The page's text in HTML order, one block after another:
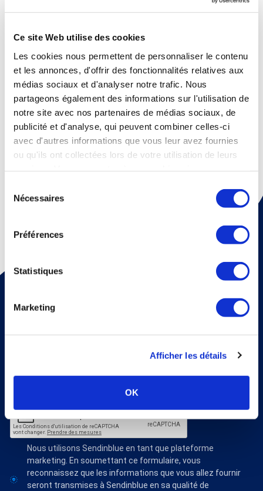
Ce site Web utilise des cookies
Les cookies nous permettent de personnaliser le contenu
et les annonces, d'offrir des fonctionnalités relatives aux
médias sociaux et d'analyser notre trafic. Nous
partageons également des informations sur l'utilisation de
notre site avec nos partenaires de médias sociaux, de
publicité et d'analyse, qui peuvent combiner celles-ci
avec d'autres informations que vous leur avez fournies
ou qu'ils ont collectées lors de votre utilisation de leurs
Nécessaires
Préférences
Statistiques
Marketing
Afficher les détails
OK
Saisissez les premières lettres de votre pathologie ou de
Cochez cette case si le patient est un enfant
Passer à l'étape suivante
Pour recevoir une fois par mois un mail d'information sur
J'accepte de recevoir vos e-mails et confirme
avoir pris connaissance de votre politique de
Nous utilisons Sendinblue en tant que plateforme
marketing. En soumettant ce formulaire, vous
reconnaissez que les informations que vous allez fournir
seront transmises à Sendinblue en sa qualité de